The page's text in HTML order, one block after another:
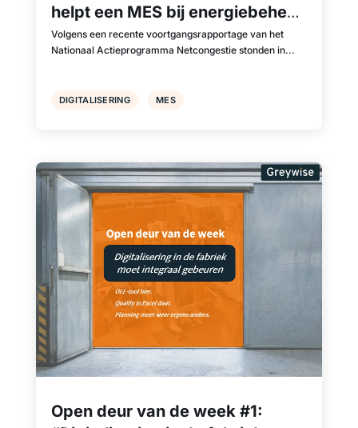
helpt een MES bij energiebeheer
en productieplanning
DIGITALISERING MES
Volgens een recente voortgangsrapportage van het
Nationaal Actieprogramma Netcongestie stonden in...
Open deur van de week #1: